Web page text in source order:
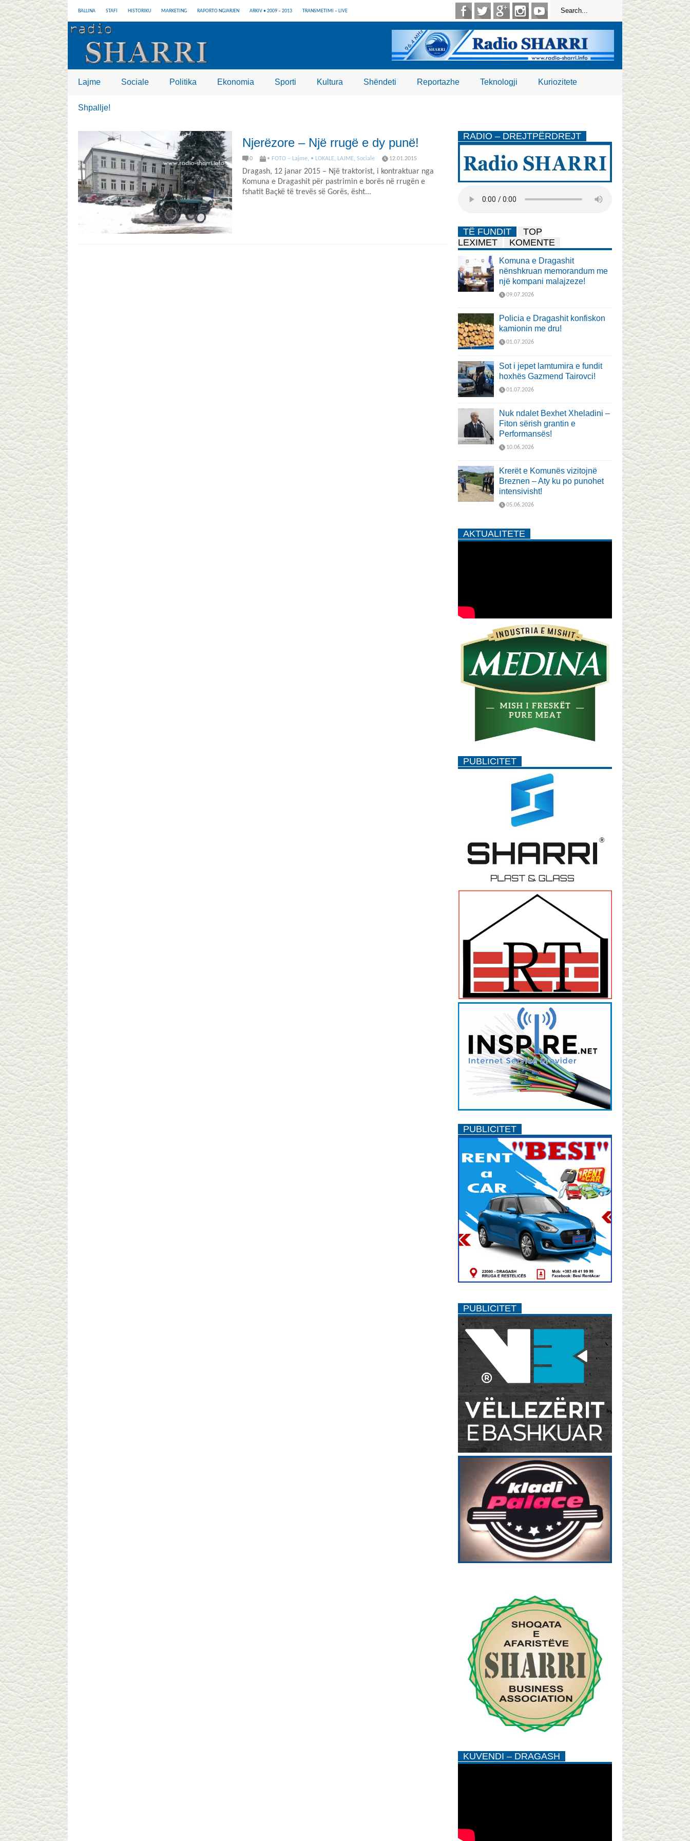
BALLINA STAFI HISTORIKU MARKETING RAPORTO NGJARJEN ARKIV • 2009 – 2013 TRANSMETIMI – LIVE
Lajme Sociale Politika Ekonomia Sporti Kultura Shëndeti Reportazhe Teknologji Kuriozitete
Shpallje!
Njerëzore – Një rrugë e dy punë!
0 • FOTO – Lajme, • LOKALE, LAJME, Sociale 12.01.2015
Dragash, 12 janar 2015 – Një traktorist, i kontraktuar nga
Komuna e Dragashit për pastrimin e borës në rrugën e
fshatit Baçkë të trevës së Gorës, ësht...
RADIO – DREJTPËRDREJT
TË FUNDIT
TOP
LEXIMET
KOMENTE
Komuna e Dragashit
nënshkruan memorandum me
një kompani malajzeze!
09.07.2026
Policia e Dragashit konfiskon
kamionin me dru!
01.07.2026
Sot i jepet lamtumira e fundit
hoxhës Gazmend Tairovci!
01.07.2026
Nuk ndalet Bexhet Xheladini –
Fiton sërish grantin e
Performansës!
10.06.2026
Krerët e Komunës vizitojnë
Breznen – Aty ku po punohet
intensivisht!
05.06.2026
AKTUALITETE
PUBLICITET
PUBLICITET
PUBLICITET
KUVENDI – DRAGASH